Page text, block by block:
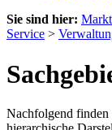
Sie sind hier:
Service >
Nachfolgend